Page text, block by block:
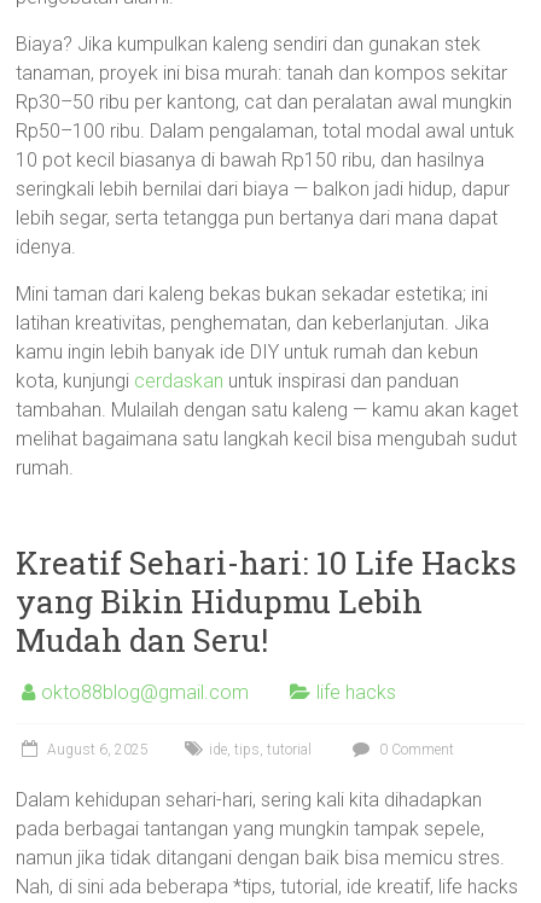
Biaya? Jika kumpulkan kaleng sendiri dan gunakan stek
tanaman, proyek ini bisa murah: tanah dan kompos sekitar
Rp30–50 ribu per kantong, cat dan peralatan awal mungkin
Rp50–100 ribu. Dalam pengalaman, total modal awal untuk
10 pot kecil biasanya di bawah Rp150 ribu, dan hasilnya
seringkali lebih bernilai dari biaya — balkon jadi hidup, dapur
lebih segar, serta tetangga pun bertanya dari mana dapat
idenya.
Mini taman dari kaleng bekas bukan sekadar estetika; ini
latihan kreativitas, penghematan, dan keberlanjutan. Jika
kamu ingin lebih banyak ide DIY untuk rumah dan kebun
kota, kunjungi cerdaskan untuk inspirasi dan panduan
tambahan. Mulailah dengan satu kaleng — kamu akan kaget
melihat bagaimana satu langkah kecil bisa mengubah sudut
rumah.
Kreatif Sehari-hari: 10 Life Hacks
yang Bikin Hidupmu Lebih
Mudah dan Seru!
okto88blog@gmail.com life hacks
August 6, 2025 ide,tips,tutorial 0 Comment
Dalam kehidupan sehari-hari, sering kali kita dihadapkan
pada berbagai tantangan yang mungkin tampak sepele,
namun jika tidak ditangani dengan baik bisa memicu stres.
Nah, di sini ada beberapa *tips, tutorial, ide kreatif, life hacks